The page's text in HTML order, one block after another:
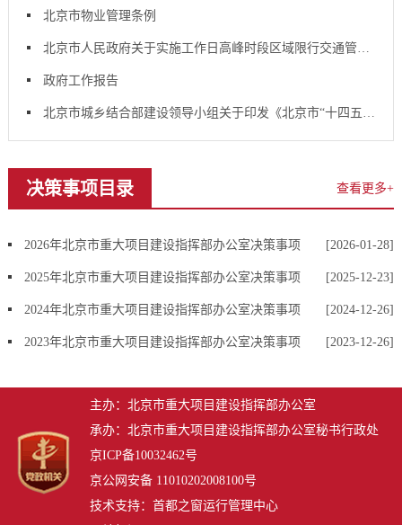
北京市物业管理条例
北京市人民政府关于实施工作日高峰时段区域限行交通管理措施的通告
政府工作报告
北京市城乡结合部建设领导小组关于印发《北京市“十四五”时期绿化隔离地区建设发展规划》的通知
决策事项目录 查看更多+
2026年北京市重大项目建设指挥部办公室决策事项 [2026-01-28]
2025年北京市重大项目建设指挥部办公室决策事项 [2025-12-23]
2024年北京市重大项目建设指挥部办公室决策事项 [2024-12-26]
2023年北京市重大项目建设指挥部办公室决策事项 [2023-12-26]
主办：北京市重大项目建设指挥部办公室
承办：北京市重大项目建设指挥部办公室秘书行政处
京ICP备10032462号
京公网安备 11010202008100号
技术支持：首都之窗运行管理中心